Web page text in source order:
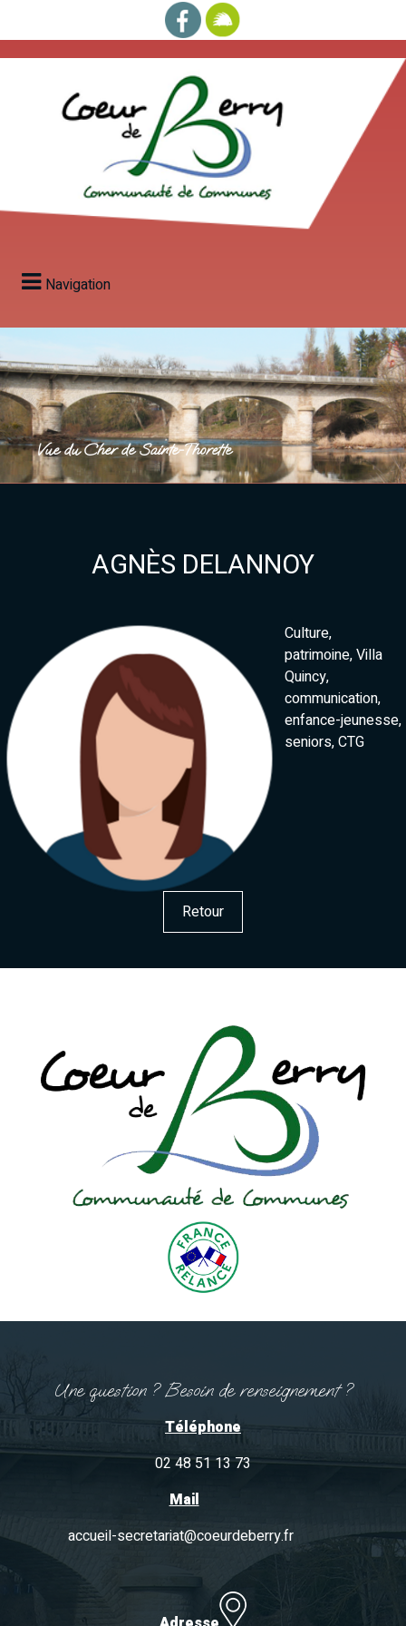
Navigation
Vue du Cher de Sainte-Thorette
AGNÈS DELANNOY
Culture,
patrimoine, Villa
Quincy,
communication,
enfance-jeunesse,
seniors, CTG
Retour
Une question ? Besoin de renseignement ?
Téléphone
02 48 51 13 73
Mail
accueil-secretariat@coeurdeberry.fr